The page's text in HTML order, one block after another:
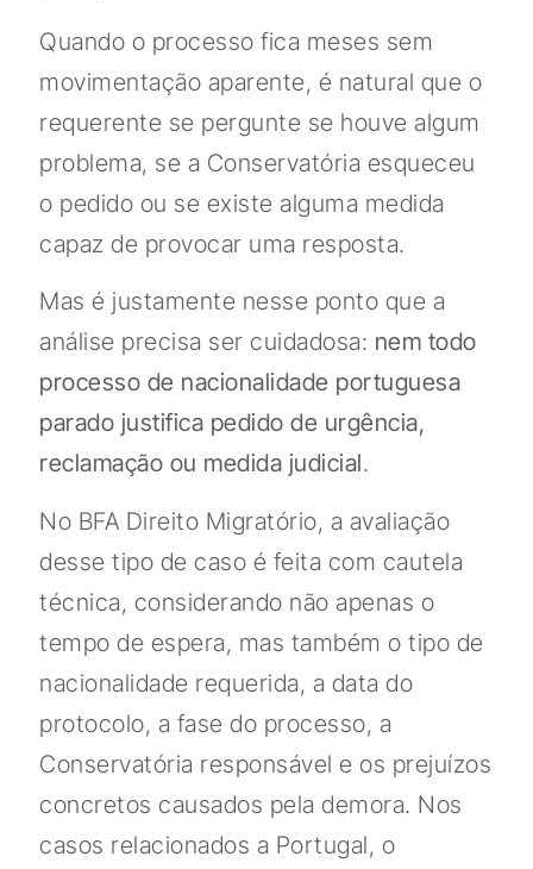
Quando o processo fica meses sem
movimentação aparente, é natural que o
requerente se pergunte se houve algum
problema, se a Conservatória esqueceu
o pedido ou se existe alguma medida
capaz de provocar uma resposta.
Mas é justamente nesse ponto que a
análise precisa ser cuidadosa: nem todo
processo de nacionalidade portuguesa
parado justifica pedido de urgência,
reclamação ou medida judicial.
No BFA Direito Migratório, a avaliação
desse tipo de caso é feita com cautela
técnica, considerando não apenas o
tempo de espera, mas também o tipo de
nacionalidade requerida, a data do
protocolo, a fase do processo, a
Conservatória responsável e os prejuízos
concretos causados pela demora. Nos
casos relacionados a Portugal, o